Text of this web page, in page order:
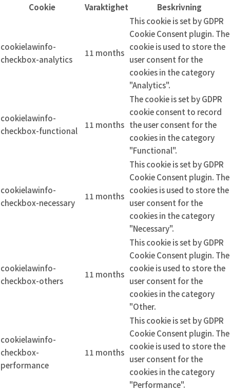
Cookie
Varaktighet Beskrivning
cookielawinfo-
checkbox-analytics
11 months
This cookie is set by GDPR
Cookie Consent plugin. The
cookie is used to store the
user consent for the
cookies in the category
"Analytics".
cookielawinfo-
checkbox-functional
11 months
The cookie is set by GDPR
cookie consent to record
the user consent for the
cookies in the category
"Functional".
cookielawinfo-
checkbox-necessary
11 months
This cookie is set by GDPR
Cookie Consent plugin. The
cookies is used to store the
user consent for the
cookies in the category
"Necessary".
cookielawinfo-
checkbox-others
11 months
This cookie is set by GDPR
Cookie Consent plugin. The
cookie is used to store the
user consent for the
cookies in the category
"Other.
cookielawinfo-
checkbox-
performance
11 months
This cookie is set by GDPR
Cookie Consent plugin. The
cookie is used to store the
user consent for the
cookies in the category
"Performance".